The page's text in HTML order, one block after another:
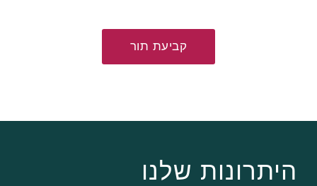
קביעת תור
היתרונות שלנו